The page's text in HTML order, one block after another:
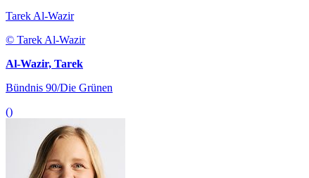
Tarek Al-Wazir
© Tarek Al-Wazir
Al-Wazir, Tarek
Bündnis 90/Die Grünen
()